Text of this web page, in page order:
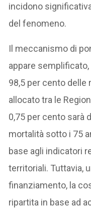
incidono
del fenomeno.
Il meccanismo di
appare
98,5 per cento delle
allocato tra le
0,75 per cento sarà
mortalità sotto i 75
base agli indicatori
territoriali. Tuttavia,
finanziamento, la
ripartita in base ad